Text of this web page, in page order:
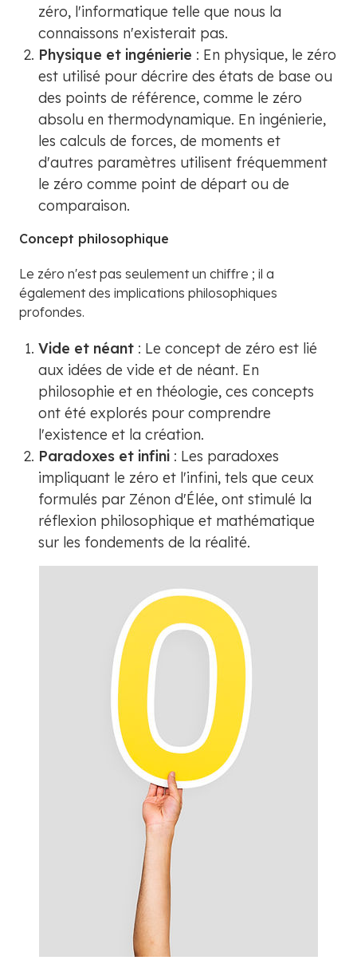
zéro, l'informatique telle que nous la
connaissons n'existerait pas.
Physique et ingénierie : En physique, le zéro
est utilisé pour décrire des états de base ou
des points de référence, comme le zéro
absolu en thermodynamique. En ingénierie,
les calculs de forces, de moments et
d'autres paramètres utilisent fréquemment
le zéro comme point de départ ou de
comparaison.
Concept philosophique
Le zéro n'est pas seulement un chiffre ; il a
également des implications philosophiques
profondes.
Vide et néant : Le concept de zéro est lié
aux idées de vide et de néant. En
philosophie et en théologie, ces concepts
ont été explorés pour comprendre
l'existence et la création.
Paradoxes et infini : Les paradoxes
impliquant le zéro et l'infini, tels que ceux
formulés par Zénon d'Élée, ont stimulé la
réflexion philosophique et mathématique
sur les fondements de la réalité.